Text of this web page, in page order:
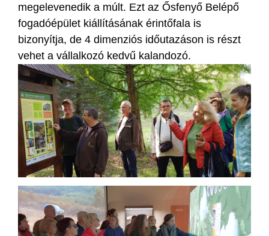
megelevenedik a múlt. Ezt az Ősfenyő Belépő
fogadóépület kiállításának érintőfala is
bizonyítja, de 4 dimenziós időutazáson is részt
vehet a vállalkozó kedvű kalandozó.